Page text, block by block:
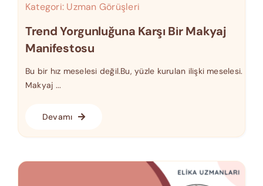
Kategori: Uzman Görüşleri
Trend Yorgunluğuna Karşı Bir Makyaj
Manifestosu
Bu bir hız meselesi değil.Bu, yüzle kurulan ilişki meselesi.
Makyaj ...
Devamı